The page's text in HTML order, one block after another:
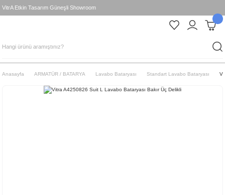
VitrA Etkin Tasarım Güneşli Showroom
Anasayfa ARMATÜR / BATARYA Lavabo Bataryası Standart Lavabo Bataryası